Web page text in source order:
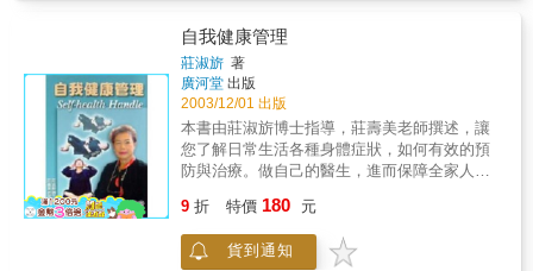
斷。書中依目前各大醫院的科別，區分為「一
般門診」及「特別門診」，除了一般我們所診
識的診療科別外，還針對了許多特別的病症及
心理狀態，讓不適者也可以到特別門診進行諮
詢或治療，以達到身心健康的目標。
自我健康管理
莊淑旂 著
廣河堂 出版
2003/12/01 出版
本書由莊淑旂博士指導，莊壽美老師撰述，讓
您了解日常生活各種身體症狀，如何有效的預
防與治療。做自己的醫生，進而保障全家人的
9 折 特價 180 元
貨到通知